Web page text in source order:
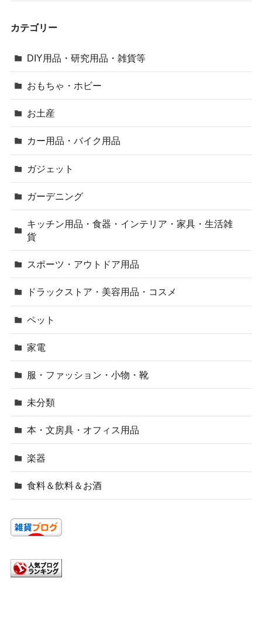
カテゴリー
DIY用品・研究用品・雑貨等
おもちゃ・ホビー
お土産
カー用品・バイク用品
ガジェット
ガーデニング
キッチン用品・食器・インテリア・家具・生活雑
貨
スポーツ・アウトドア用品
ドラックストア・美容用品・コスメ
ペット
家電
服・ファッション・小物・靴
未分類
本・文房具・オフィス用品
楽器
食料＆飲料＆お酒